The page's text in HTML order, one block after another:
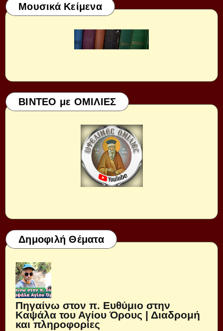
Μουσικά Κείμενα
ΒΙΝΤΕΟ με ΟΜΙΛΙΕΣ
Δημοφιλή Θέματα
Πηγαίνω στον π. Ευθύμιο στην
Καψάλα του Αγίου Όρους | Διαδρομή
και πληροφορίες